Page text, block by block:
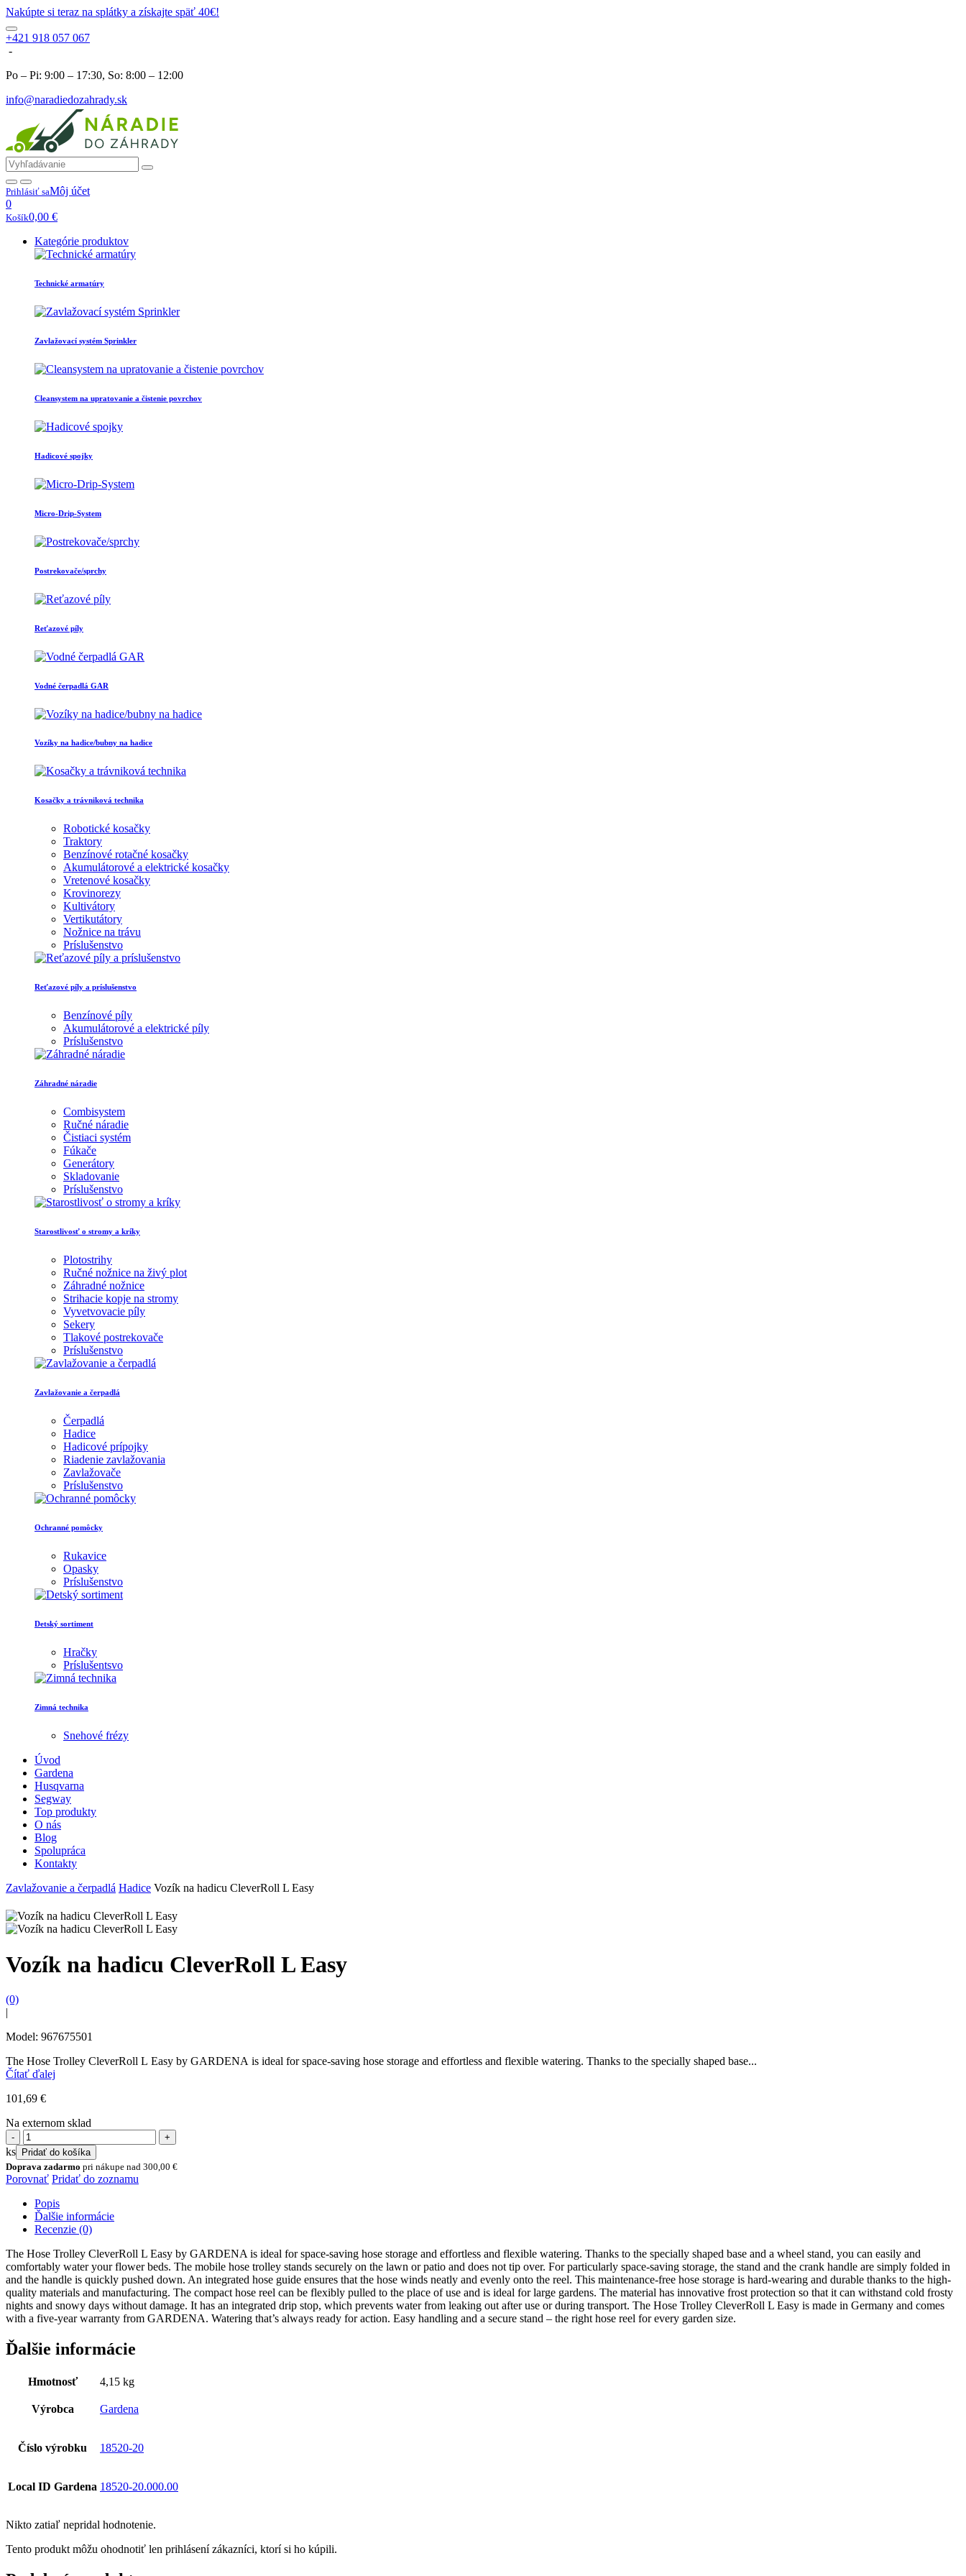
Nakúpte si teraz na splátky a získajte späť 40€!
+421 918 057 067
-
Po – Pi: 9:00 – 17:30, So: 8:00 – 12:00
info@naradiedozahrady.sk
Prihlásiť saMôj účet
0
Košík0,00 €
Kategórie produktov
Technické armatúry
Zavlažovací systém Sprinkler
Cleansystem na upratovanie a čistenie povrchov
Hadicové spojky
Micro-Drip-System
Postrekovače/sprchy
Reťazové píly
Vodné čerpadlá GAR
Vozíky na hadice/bubny na hadice
Kosačky a trávniková technika
Robotické kosačky
Traktory
Benzínové rotačné kosačky
Akumulátorové a elektrické kosačky
Vretenové kosačky
Krovinorezy
Kultivátory
Vertikutátory
Nožnice na trávu
Príslušenstvo
Reťazové píly a príslušenstvo
Benzínové píly
Akumulátorové a elektrické píly
Príslušenstvo
Záhradné náradie
Combisystem
Ručné náradie
Čistiaci systém
Fúkače
Generátory
Skladovanie
Príslušenstvo
Starostlivosť o stromy a kríky
Plotostrihy
Ručné nožnice na živý plot
Záhradné nožnice
Strihacie kopje na stromy
Vyvetvovacie píly
Sekery
Tlakové postrekovače
Príslušenstvo
Zavlažovanie a čerpadlá
Čerpadlá
Hadice
Hadicové prípojky
Riadenie zavlažovania
Zavlažovače
Príslušenstvo
Ochranné pomôcky
Rukavice
Opasky
Príslušenstvo
Detský sortiment
Hračky
Príslušentsvo
Zimná technika
Snehové frézy
Úvod
Gardena
Husqvarna
Segway
Top produkty
O nás
Blog
Spolupráca
Kontakty
Zavlažovanie a čerpadlá Hadice Vozík na hadicu CleverRoll L Easy
Vozík na hadicu CleverRoll L Easy
(0)
|
Model: 967675501
The Hose Trolley CleverRoll L Easy by GARDENA is ideal for space-saving hose storage and effortless and flexible watering. Thanks to the specially shaped base...
Čítať ďalej
101,69 €
Na externom sklad
množstvo
Vozík
na
hadicu
CleverRoll
Easy
ks
Pridať do košíka
Doprava zadarmo pri nákupe nad 300,00 €
Porovnať Pridať do zoznamu
Popis
Ďalšie informácie
Recenzie (0)
The Hose Trolley CleverRoll L Easy by GARDENA is ideal for space-saving hose storage and effortless and flexible watering. Thanks to the specially shaped base and a wheel stand, you can easily and
comfortably water your flower beds. The mobile hose trolley stands securely on the lawn or patio and does not tip over. For particularly space-saving storage, the stand and the crank handle are simply folded in
and the handle is quickly pushed down. An integrated hose guide ensures that the hose winds neatly and evenly onto the reel. This maintenance-free hose storage is hard-wearing and durable thanks to the high-
quality materials and manufacturing. The compact hose reel can be flexibly pulled to the place of use and is ideal for large gardens. The material has innovative frost protection so that it can withstand cold frosty
nights and snowy days without damage. It has an integrated drip stop, which prevents water from leaking out after use or during transport. The Hose Trolley CleverRoll L Easy is made in Germany and comes
with a five-year warranty from GARDENA. Watering that’s always ready for action. Easy handling and a secure stand – the right hose reel for every garden size.
Ďalšie informácie
Hmotnosť 4,15 kg
Výrobca Gardena
Číslo výrobku 18520-20
Local ID Gardena 18520-20.000.00
Nikto zatiaľ nepridal hodnotenie.
Tento produkt môžu ohodnotiť len prihlásení zákazníci, ktorí si ho kúpili.